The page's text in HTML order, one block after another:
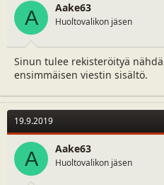
A Aake63
Huoltovalikon jäsen
Sinun tulee rekisteröityä
ensimmäisen viestin sisältö.
19.9.2019
A Aake63
Huoltovalikon jäsen